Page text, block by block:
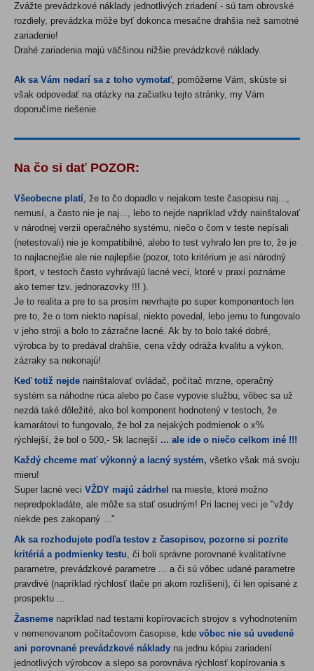
Zvážte prevádzkové náklady jednotlivých zriadení - sú tam obrovské
rozdiely, prevádzka môže byť dokonca mesačne drahšia než samotné
zariadenie!
Drahé zariadenia majú väčšinou nižšie prevádzkové náklady.
Ak sa Vám nedarí sa z toho vymotať, pomôžeme Vám, skúste si
však odpovedať na otázky na začiatku tejto stránky, my Vám
doporučíme riešenie.
Na čo si dať POZOR:
Všeobecne platí, že to čo dopadlo v nejakom teste časopisu naj...,
nemusí, a často nie je naj..., lebo to nejde napríklad vždy nainštalovať
v národnej verzii operačného systému, niečo o čom v teste nepísali
(netestovali) nie je kompatibilné, alebo to test vyhralo len pre to, že je
to najlacnejšie ale nie najlepšie (pozor, toto kritérium je asi národný
šport, v testoch často vyhrávajú lacné veci, ktoré v praxi poznáme
ako temer tzv. jednorazovky !!! ).
Je to realita a pre to sa prosím nevrhajte po super komponentoch len
pre to, že o tom niekto napísal, niekto povedal, lebo jemu to fungovalo
v jeho stroji a bolo to zázračne lacné. Ak by to bolo také dobré,
výrobca by to predával drahšie, cena vždy odráža kvalitu a výkon,
zázraky sa nekonajú!
Keď totiž nejde nainštalovať ovládač, počítač mrzne, operačný
systém sa náhodne rúca alebo po čase vypovie službu, vôbec sa už
nezdá také dôležité, ako bol komponent hodnotený v testoch, že
kamarátovi to fungovalo, že bol za nejakých podmienok o x%
rýchlejší, že bol o 500,- Sk lacnejší ... ale ide o niečo celkom iné !!!
Každý chceme mať výkonný a lacný systém, všetko však má svoju
mieru!
Super lacné veci VŽDY majú zádrhel na mieste, ktoré možno
nepredpokladáte, ale môže sa stať osudným! Pri lacnej veci je "vždy
niekde pes zakopaný ..."
Ak sa rozhodujete podľa testov z časopisov, pozorne si pozrite
kritériá a podmienky testu, či boli správne porovnané kvalitatívne
parametre, prevádzkové parametre ... a či sú vôbec udané parametre
pravdivé (napríklad rýchlosť tlače pri akom rozlíšení), či len opísané z
prospektu ...
Žasneme napríklad nad testami kopírovacích strojov s vyhodnotením
v nemenovanom počítačovom časopise, kde vôbec nie sú uvedené
ani porovnané prevádzkové náklady na jednu kópiu zariadení
jednotlivých výrobcov a slepo sa porovnáva rýchlosť kopírovania s